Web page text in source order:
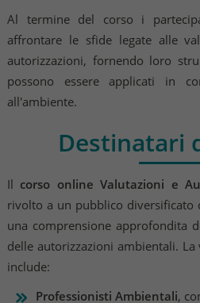
Al termine del corso i
affrontare le sfide legate alle
autorizzazioni, fornendo loro
possono essere applicati in
all'ambiente.
Destinatari
Il corso online Valutazioni e
rivolto a un pubblico diversificato
una comprensione approfondita
delle autorizzazioni ambientali.
include:
Professionisti Ambientali,